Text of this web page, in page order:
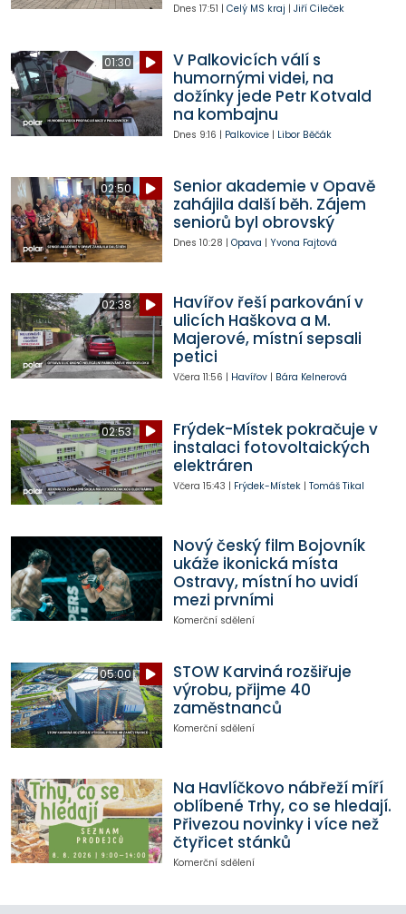
Dnes 17:51 | Celý MS kraj | Jiří Cileček
01:30
V Palkovicích válí s
humornými videi, na
dožínky jede Petr Kotvald
na kombajnu
Dnes 9:16 | Palkovice| Libor Běčák
02:50
Senior akademie v Opavě
zahájila další běh. Zájem
seniorů byl obrovský
Dnes 10:28 | Opava | Yvona Fajtová
02:38
Havířov řeší parkování v
ulicích Haškova a M.
Majerové, místní sepsali
petici
Včera 11:56 | Havířov| Bára Kelnerová
02:53
Frýdek-Místek pokračuje v
instalaci fotovoltaických
elektráren
Včera 15:43 | Frýdek-Místek| Tomáš Tikal
Nový český film Bojovník
ukáže ikonická místa
Ostravy, místní ho uvidí
mezi prvními
Komerční sdělení
05:00
STOW Karviná rozšiřuje
výrobu, přijme 40
zaměstnanců
Komerční sdělení
Na Havlíčkovo nábřeží míří
oblíbené Trhy, co se hledají.
Přivezou novinky i více než
čtyřicet stánků
Komerční sdělení